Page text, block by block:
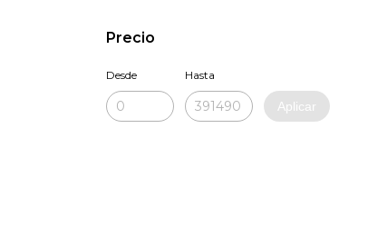
Precio
Desde Hasta
Aplicar